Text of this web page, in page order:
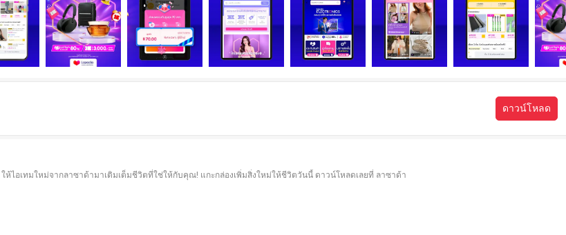
ดาวน์โหลด
อเทมใหม่จากลาซาด้ามาเติมเต็มชีวิตที่ใช่ให้กับคุณ! แกะกล่องเพิ่มสิ่งใหม่ให้ชีวิตวันนี้ ดาวน์โหลดเลยที่ ลาซาด้า